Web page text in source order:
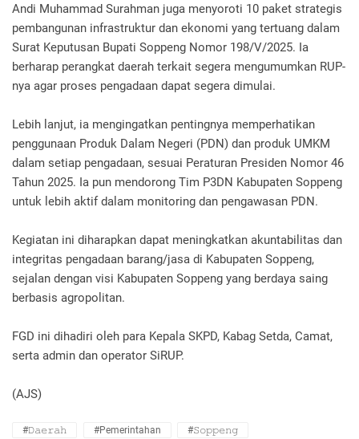
Andi Muhammad Surahman juga menyoroti 10 paket strategis
pembangunan infrastruktur dan ekonomi yang tertuang dalam
Surat Keputusan Bupati Soppeng Nomor 198/V/2025. Ia
berharap perangkat daerah terkait segera mengumumkan RUP-
nya agar proses pengadaan dapat segera dimulai.
Lebih lanjut, ia mengingatkan pentingnya memperhatikan
penggunaan Produk Dalam Negeri (PDN) dan produk UMKM
dalam setiap pengadaan, sesuai Peraturan Presiden Nomor 46
Tahun 2025. Ia pun mendorong Tim P3DN Kabupaten Soppeng
untuk lebih aktif dalam monitoring dan pengawasan PDN.
Kegiatan ini diharapkan dapat meningkatkan akuntabilitas dan
integritas pengadaan barang/jasa di Kabupaten Soppeng,
sejalan dengan visi Kabupaten Soppeng yang berdaya saing
berbasis agropolitan.
FGD ini dihadiri oleh para Kepala SKPD, Kabag Setda, Camat,
serta admin dan operator SiRUP.
(AJS)
#𝙳𝚊𝚎𝚛𝚊𝚑 #Pemerintahan #𝚂𝚘𝚙𝚙𝚎𝚗𝚐